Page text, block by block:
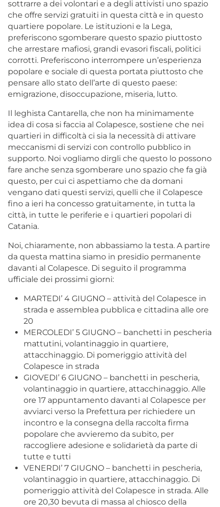
sottrarre a dei volontari e a degli attivisti uno spazio
che offre servizi gratuiti in questa città e in questo
quartiere popolare. Le istituzioni e la Lega,
preferiscono sgomberare questo spazio piuttosto
che arrestare mafiosi, grandi evasori fiscali, politici
corrotti. Preferiscono interrompere un’esperienza
popolare e sociale di questa portata piuttosto che
pensare allo stato dell’arte di questo paese:
emigrazione, disoccupazione, miseria, lutto.
Il leghista Cantarella, che non ha minimamente
idea di cosa si faccia al Colapesce, sostiene che nei
quartieri in difficoltà ci sia la necessità di attivare
meccanismi di servizi con controllo pubblico in
supporto. Noi vogliamo dirgli che questo lo possono
fare anche senza sgomberare uno spazio che fa già
questo, per cui ci aspettiamo che da domani
vengano dati questi servizi, quelli che il Colapesce
fino a ieri ha concesso gratuitamente, in tutta la
città, in tutte le periferie e i quartieri popolari di
Catania.
Noi, chiaramente, non abbassiamo la testa. A partire
da questa mattina siamo in presidio permanente
davanti al Colapesce. Di seguito il programma
ufficiale dei prossimi giorni:
MARTEDI’ 4 GIUGNO – attività del Colapesce in
strada e assemblea pubblica e cittadina alle ore
20
MERCOLEDI’ 5 GIUGNO – banchetti in pescheria
mattutini, volantinaggio in quartiere,
attacchinaggio. Di pomeriggio attività del
Colapesce in strada
GIOVEDI’ 6 GIUGNO – banchetti in pescheria,
volantinaggio in quartiere, attacchinaggio. Alle
ore 17 appuntamento davanti al Colapesce per
avviarci verso la Prefettura per richiedere un
incontro e la consegna della raccolta firma
popolare che avvieremo da subito, per
raccogliere adesione e solidarietà da parte di
tutte e tutti
VENERDI’ 7 GIUGNO – banchetti in pescheria,
volantinaggio in quartiere, attacchinaggio. Di
pomeriggio attività del Colapesce in strada. Alle
ore 20,30 bevuta di massa al chiosco della